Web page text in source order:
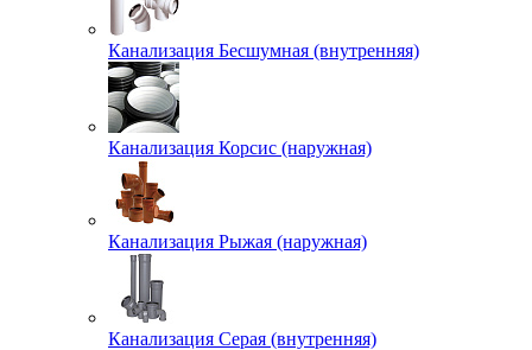
Канализация Бесшумная (внутренняя)
Канализация Корсис (наружная)
Канализация Рыжая (наружная)
Канализация Серая (внутренняя)